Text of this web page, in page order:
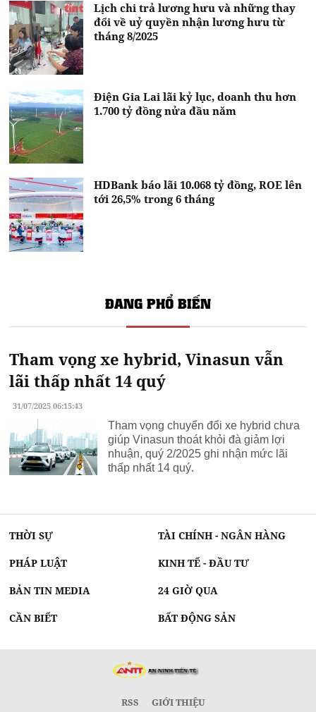
Lịch chi trả lương hưu và những thay
đổi về uỷ quyền nhận lương hưu từ
tháng 8/2025
Điện Gia Lai lãi kỷ lục, doanh thu hơn
1.700 tỷ đồng nửa đầu năm
HDBank báo lãi 10.068 tỷ đồng, ROE lên
tới 26,5% trong 6 tháng
ĐANG PHỔ BIẾN
Tham vọng xe hybrid, Vinasun vẫn
lãi thấp nhất 14 quý
31/07/2025 06:15:43
Tham vọng chuyển đổi xe hybrid chưa
giúp Vinasun thoát khỏi đà giảm lợi
nhuận, quý 2/2025 ghi nhận mức lãi
thấp nhất 14 quý.
THỜI SỰ TÀI CHÍNH - NGÂN HÀNG
PHÁP LUẬT KINH TẾ - ĐẦU TƯ
BẢN TIN MEDIA 24 GIỜ QUA
CẦN BIẾT BẤT ĐỘNG SẢN
RSS GIỚI THIỆU